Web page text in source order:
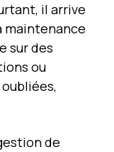
il arrive
maintenance
sur des
ou
de